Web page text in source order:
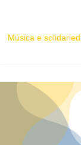
Música e
Tuca Fernandes,
estão entre as
Dulce dos Pobres
Projeto Órbita
Goethe-Institut e